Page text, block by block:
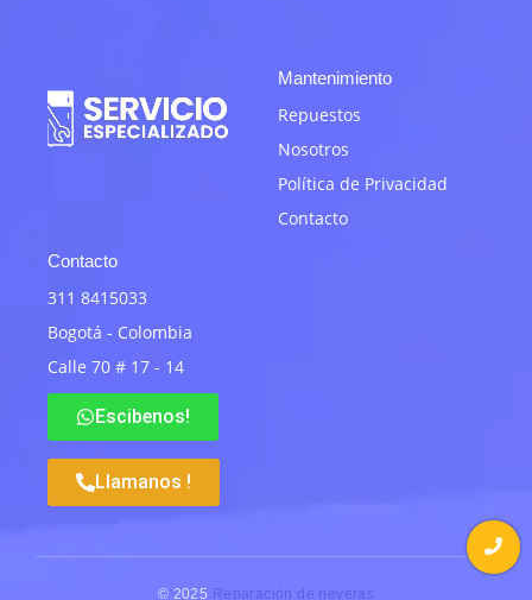
Mantenimiento
Repuestos
Nosotros
Política de Privacidad
Contacto
Contacto
311 8415033
Bogotá - Colombia
Calle 70 # 17 - 14
Escibenos!
Llamanos !
© 2025 Reparación de neveras